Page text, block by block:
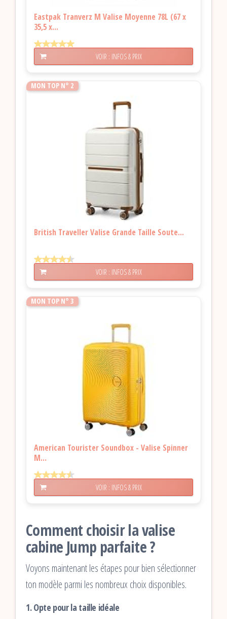
Eastpak Tranverz M Valise Moyenne 78L (67 x
35,5 x...
VOIR : INFOS & PRIX
MON TOP N° 2
British Traveller Valise Grande Taille Soute...
VOIR : INFOS & PRIX
MON TOP N° 3
American Tourister Soundbox - Valise Spinner
M...
VOIR : INFOS & PRIX
Comment choisir la valise
cabine Jump parfaite ?
Voyons maintenant les étapes pour bien sélectionner
ton modèle parmi les nombreux choix disponibles.
1. Opte pour la taille idéale